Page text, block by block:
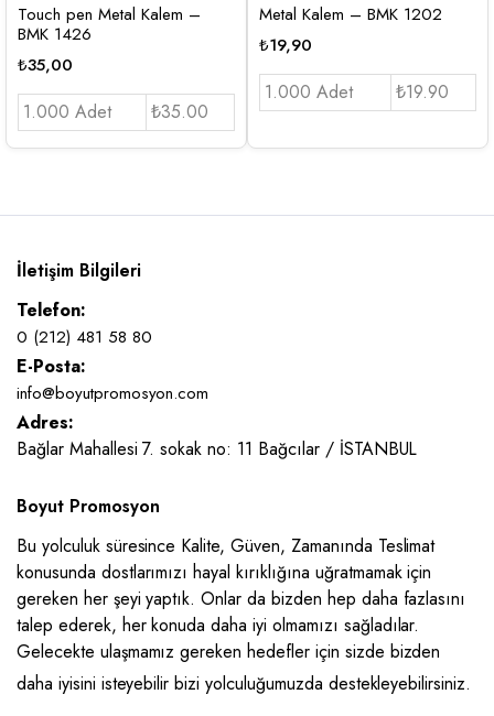
Touch pen Metal Kalem –
BMK 1426
₺35,00
1.000 Adet ₺35.00
Metal Kalem – BMK 1202
₺19,90
1.000 Adet ₺19.90
İletişim Bilgileri
Telefon:
0 (212) 481 58 80
E-Posta:
info@boyutpromosyon.com
Adres:
Bağlar Mahallesi 7. sokak no: 11 Bağcılar / İSTANBUL
Boyut Promosyon
Bu yolculuk süresince Kalite, Güven, Zamanında Teslimat
konusunda dostlarımızı hayal kırıklığına uğratmamak için
gereken her şeyi yaptık. Onlar da bizden hep daha fazlasını
talep ederek, her konuda daha iyi olmamızı sağladılar.
Gelecekte ulaşmamız gereken hedefler için sizde bizden
daha iyisini isteyebilir bizi yolculuğumuzda destekleyebilirsiniz.